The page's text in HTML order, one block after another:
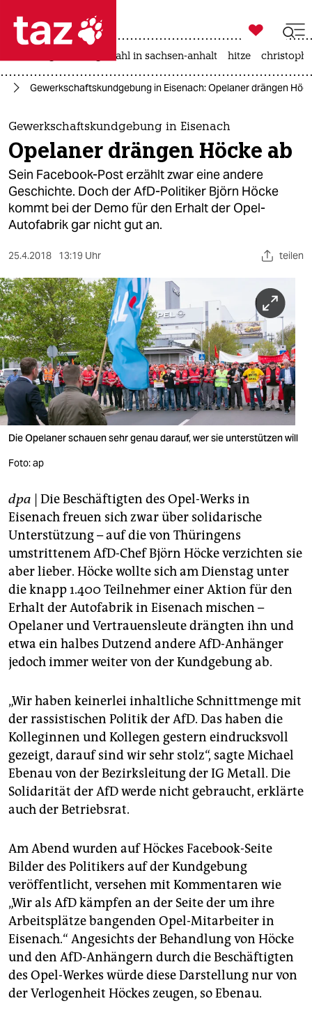
 taz zahl ich
taz zahl ich
themen
politik
öko
gesellschaft
kultur
sport
berlin
nord
wahrheit
verlag
verlag
veranstaltungen
fragen & hilfe
unterstützen
abo
genossenschaft
epaper login

taz zahl ich
landtagswahl in sachsen-anhalt hitze
Gewerkschaftskundgebung in Eisenach: Opelaner drängen
Gewerkschaftskundgebung in Eisenach
Opelaner drängen Höcke ab
Sein Facebook-Post erzählt zwar eine andere
Geschichte. Doch der AfD-Politiker Björn Höcke
kommt bei der Demo für den Erhalt der Opel-
Autofabrik gar nicht gut an.
25.4.2018 13:19 Uhr teilen
Die Opelaner schauen sehr genau darauf, wer sie unterstützen will
Foto: ap
dpa | Die Beschäftigten des Opel-Werks in
Eisenach freuen sich zwar über solidarische
Unterstützung – auf die von Thüringens
umstrittenem AfD-Chef Björn Höcke verzichten sie
aber lieber. Höcke wollte sich am Dienstag unter
die knapp 1.400 Teilnehmer einer Aktion für den
Erhalt der Autofabrik in Eisenach mischen –
Opelaner und Vertrauensleute drängten ihn und
etwa ein halbes Dutzend andere AfD-Anhänger
jedoch immer weiter von der Kundgebung ab.
„Wir haben keinerlei inhaltliche Schnittmenge mit
der rassistischen Politik der AfD. Das haben die
Kolleginnen und Kollegen gestern eindrucksvoll
gezeigt, darauf sind wir sehr stolz“, sagte Michael
Ebenau von der Bezirksleitung der IG Metall. Die
Solidarität der AfD werde nicht gebraucht, erklärte
auch der Betriebsrat.
Am Abend wurden auf Höckes Facebook-Seite
Bilder des Politikers auf der Kundgebung
veröffentlicht, versehen mit Kommentaren wie
„Wir als AfD kämpfen an der Seite der um ihre
Arbeitsplätze bangenden Opel-Mitarbeiter in
Eisenach.“ Angesichts der Behandlung von Höcke
und den AfD-Anhängern durch die Beschäftigten
des Opel-Werkes würde diese Darstellung nur von
der Verlogenheit Höckes zeugen, so Ebenau.